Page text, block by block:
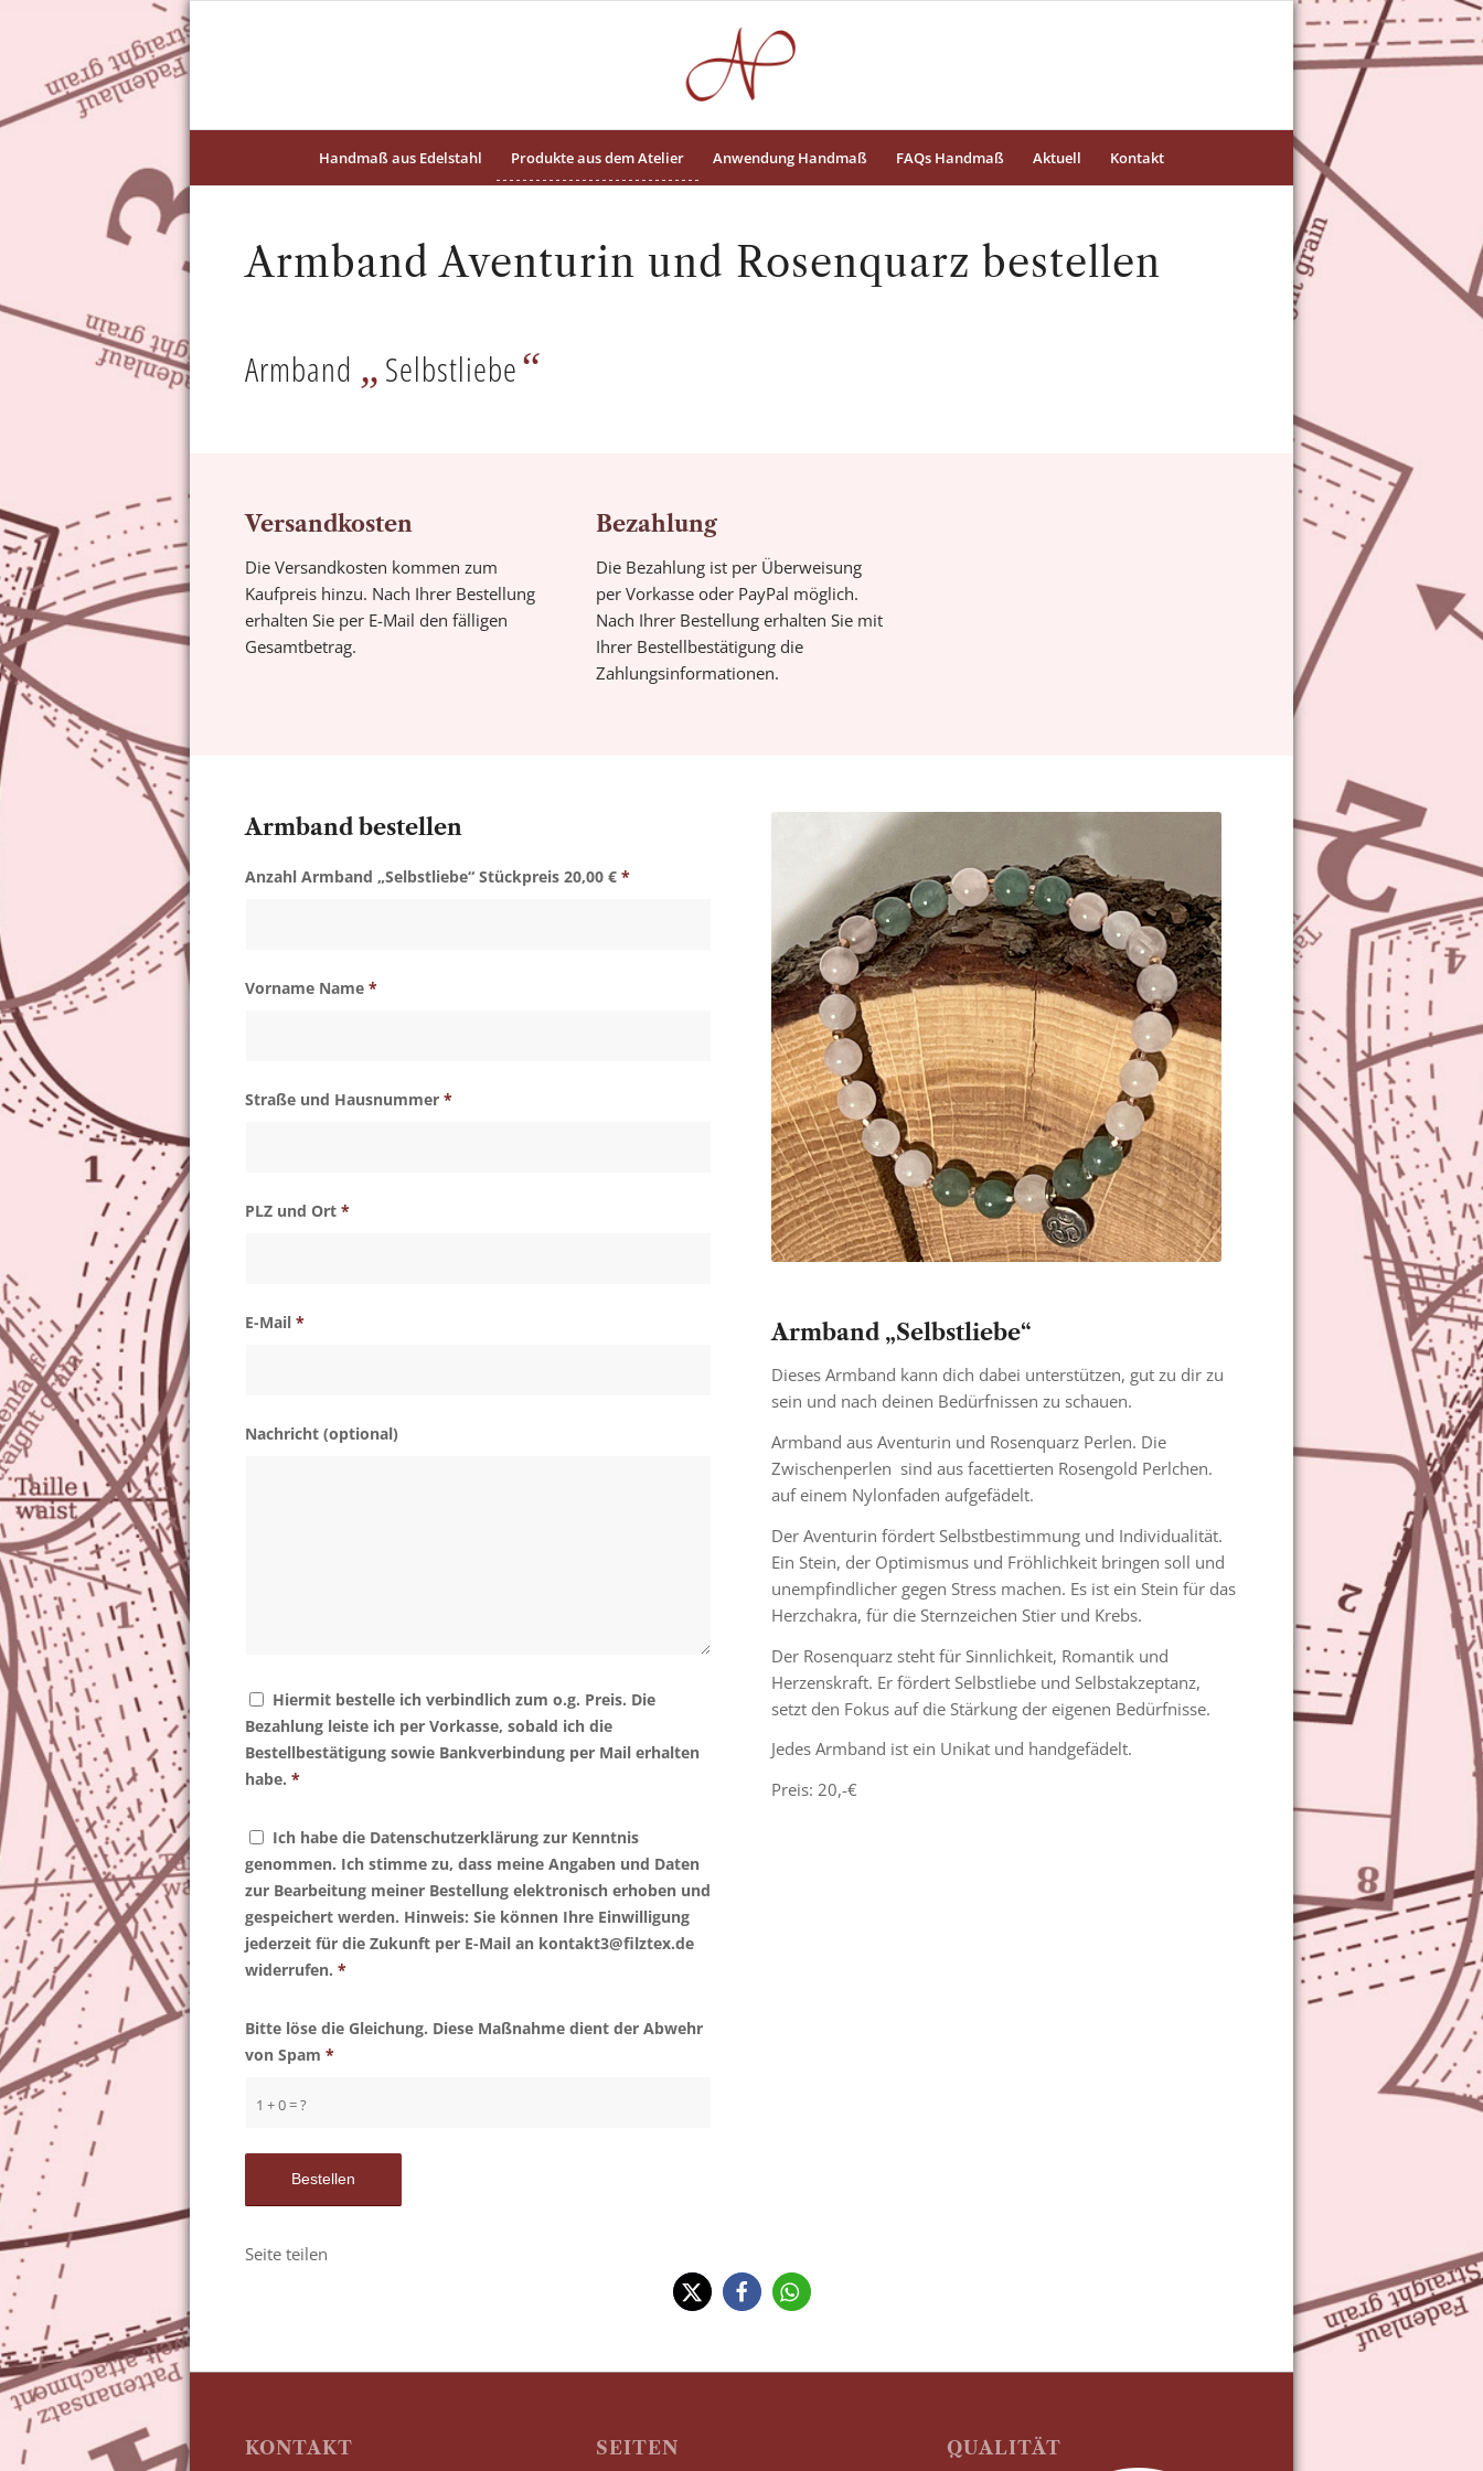
Handmaß aus Edelstahl Produkte aus dem Atelier Anwendung Handmaß FAQs Handmaß Aktuell Kontakt
Armband Aventurin und Rosenquarz bestellen
Armband „Selbstliebe“
Versandkosten
Die Versandkosten kommen zum
Kaufpreis hinzu. Nach Ihrer Bestellung
erhalten Sie per E-Mail den fälligen
Gesamtbetrag.
Bezahlung
Die Bezahlung ist per Überweisung
per Vorkasse oder PayPal möglich.
Nach Ihrer Bestellung erhalten Sie mit
Ihrer Bestellbestätigung die
Zahlungsinformationen.
Armband bestellen
Anzahl Armband „Selbstliebe“ Stückpreis 20,00 € *
Vorname Name *
Straße und Hausnummer *
PLZ und Ort *
E-Mail *
Nachricht (optional)
Hiermit bestelle ich verbindlich zum o.g. Preis. Die
Bezahlung leiste ich per Vorkasse, sobald ich die
Bestellbestätigung sowie Bankverbindung per Mail erhalten
habe. *
Ich habe die Datenschutzerklärung zur Kenntnis
genommen. Ich stimme zu, dass meine Angaben und Daten
zur Bearbeitung meiner Bestellung elektronisch erhoben und
gespeichert werden. Hinweis: Sie können Ihre Einwilligung
jederzeit für die Zukunft per E-Mail an kontakt3@filztex.de
widerrufen. *
1 + 0 = ?
Bitte löse die Gleichung. Diese Maßnahme dient der Abwehr
von Spam *
Armband „Selbstliebe“
Dieses Armband kann dich dabei unterstützen, gut zu dir zu
sein und nach deinen Bedürfnissen zu schauen.
Armband aus Aventurin und Rosenquarz Perlen. Die
Zwischenperlen sind aus facettierten Rosengold Perlchen.
auf einem Nylonfaden aufgefädelt.
Der Aventurin fördert Selbstbestimmung und Individualität.
Ein Stein, der Optimismus und Fröhlichkeit bringen soll und
unempfindlicher gegen Stress machen. Es ist ein Stein für das
Herzchakra, für die Sternzeichen Stier und Krebs.
Der Rosenquarz steht für Sinnlichkeit, Romantik und
Herzenskraft. Er fördert Selbstliebe und Selbstakzeptanz,
setzt den Fokus auf die Stärkung der eigenen Bedürfnisse.
Jedes Armband ist ein Unikat und handgefädelt.
Preis: 20,-€
Seite teilen
KONTAKT SEITEN QUALITÄT